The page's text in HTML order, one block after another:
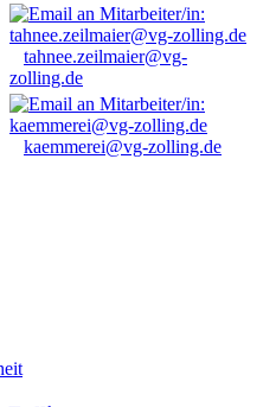
tahnee.zeilmaier@vg-
zolling.de
kaemmerei@vg-zolling.de